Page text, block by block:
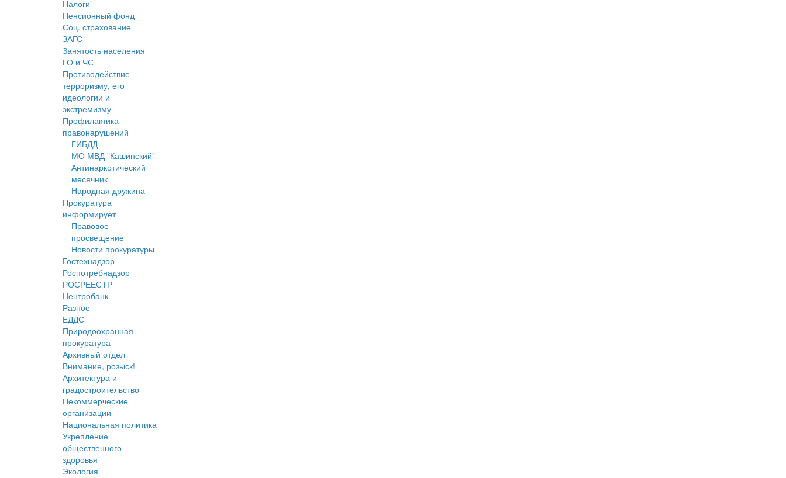
Налоги
Пенсионный фонд
Соц. страхование
ЗАГС
Занятость населения
ГО и ЧС
Противодействие
терроризму, его
идеологии и
экстремизму
Профилактика
правонарушений
ГИБДД
МО МВД "Кашинский"
Антинаркотический
месячник
Народная дружина
Прокуратура
информирует
Правовое
просвещение
Новости прокуратуры
Гостехнадзор
Роспотребнадзор
РОСРЕЕСТР
Центробанк
Разное
ЕДДС
Природоохранная
прокуратура
Архивный отдел
Внимание, розыск!
Архитектура и
градостроительство
Некоммерческие
организации
Национальная политика
Укрепление
общественного
здоровья
Экология